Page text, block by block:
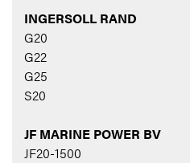
INGERSOLL RAND
G20
G22
G25
S20
JF MARINE POWER BV
JF20-1500